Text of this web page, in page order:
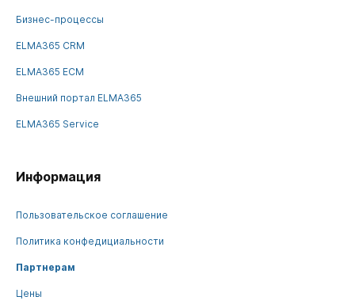
Бизнес-процессы
ELMA365 CRM
ELMA365 ECM
Внешний портал ELMA365
ELMA365 Service
Информация
Пользовательское соглашение
Политика конфедициальности
Партнерам
Цены